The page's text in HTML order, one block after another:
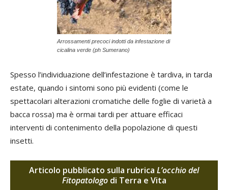
Arrossamenti precoci indotti da infestazione di
cicalina verde (ph Sumerano)
Spesso l’individuazione dell’infestazione è tardiva, in tarda
estate, quando i sintomi sono più evidenti (come le
spettacolari alterazioni cromatiche delle foglie di varietà a
bacca rossa) ma è ormai tardi per attuare efficaci
interventi di contenimento della popolazione di questi
insetti.
Articolo pubblicato sulla rubrica L’occhio del
Fitopatologodi Terra e Vita